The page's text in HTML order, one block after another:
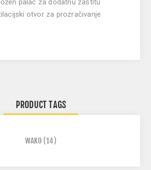
palac za dodatnu zaštitu
otvor za prozračivanje
PRODUCT TAGS
WAKO (14)